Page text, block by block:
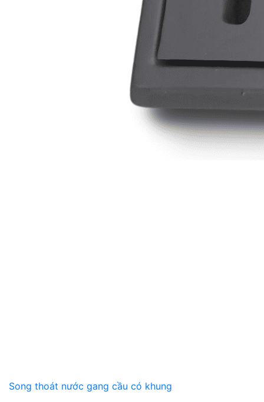
Song thoát nước gang cầu có khung